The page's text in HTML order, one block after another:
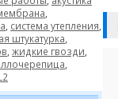
система утепления
штукатурка
жидкие гвозди